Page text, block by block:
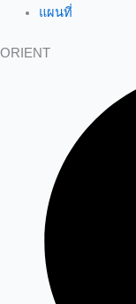
แผนที่
ORIENT